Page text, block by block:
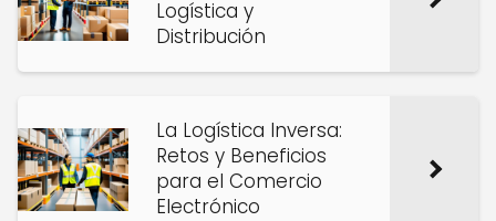
Logística y
Distribución
La Logística Inversa:
Retos y Beneficios
para el Comercio
Electrónico